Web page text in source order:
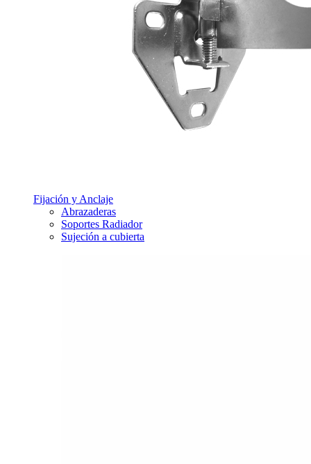
Fijación y Anclaje
Abrazaderas
Soportes Radiador
Sujeción a cubierta